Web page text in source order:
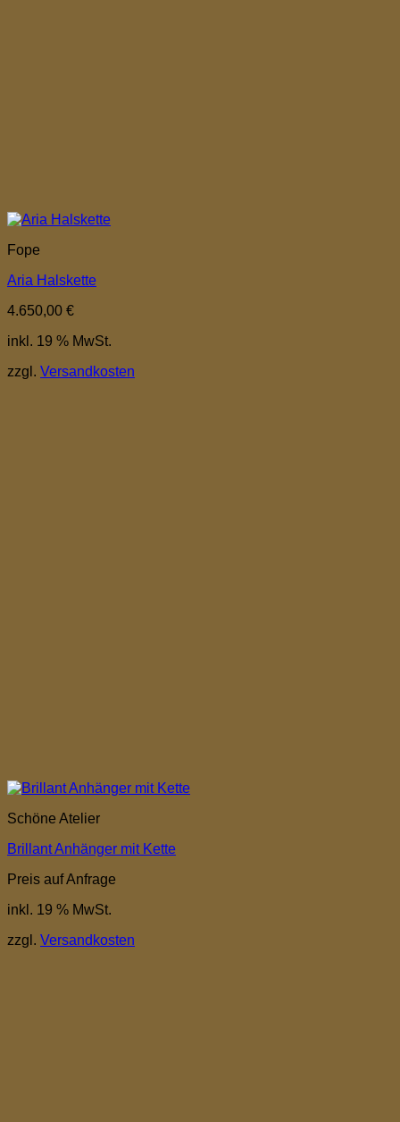
Fope
Aria Halskette
4.650,00 €
inkl. 19 % MwSt.
zzgl. Versandkosten
Schöne Atelier
Brillant Anhänger mit Kette
Preis auf Anfrage
inkl. 19 % MwSt.
zzgl. Versandkosten